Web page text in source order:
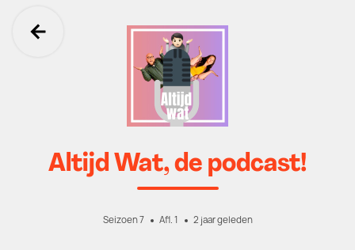
Ga terug
Altijd Wat, de podcast!
Seizoen 7 Afl. 1 2 jaar geleden